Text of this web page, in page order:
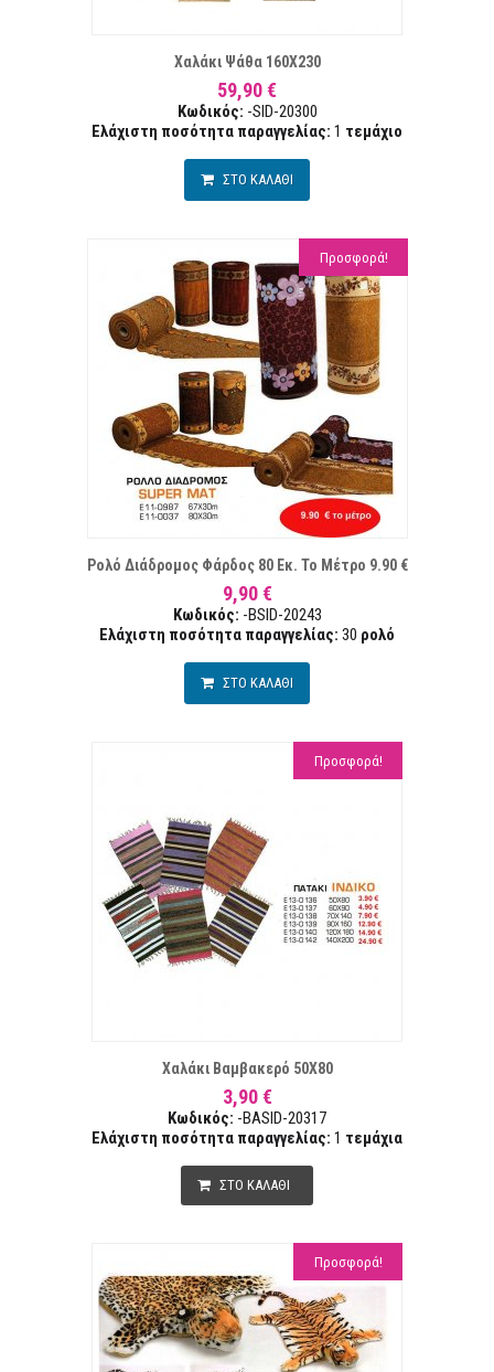
Χαλάκι Ψάθα 160Χ230
59,90 €
Κωδικός: -SID-20300
Ελάχιστη ποσότητα παραγγελίας: 1 τεμάχιο
ΣΤΟ ΚΑΛΑΘΙ
Προσφορά!
Ρολό Διάδρομος Φάρδος 80 Εκ. Το Μέτρο 9.90 €
9,90 €
Κωδικός: -BSID-20243
Ελάχιστη ποσότητα παραγγελίας: 30 ρολό
ΣΤΟ ΚΑΛΑΘΙ
Προσφορά!
Χαλάκι Βαμβακερό 50Χ80
3,90 €
Κωδικός: -BASID-20317
Ελάχιστη ποσότητα παραγγελίας: 1 τεμάχια
ΣΤΟ ΚΑΛΑΘΙ
Προσφορά!